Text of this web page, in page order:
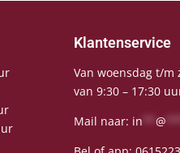
Klantenservice
Van woensdag t/m
van 9:30 – 17:30
Mail naar: in @